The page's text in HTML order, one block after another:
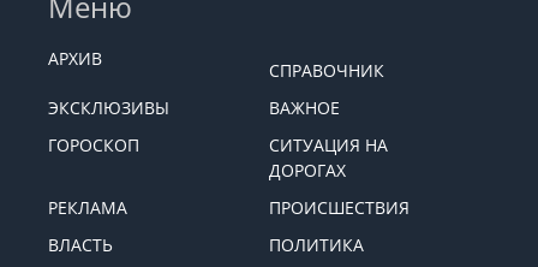
АРХИВ
СПРАВОЧНИК
ЭКСКЛЮЗИВЫ
ВАЖНОЕ
ГОРОСКОП
СИТУАЦИЯ НА
ДОРОГАХ
РЕКЛАМА
ПРОИСШЕСТВИЯ
ВЛАСТЬ
ПОЛИТИКА